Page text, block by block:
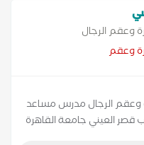
وعقم الرجال
وعقم
وعقم الرجال مدرس مساعد
قصر العيني جامعة القاهرة